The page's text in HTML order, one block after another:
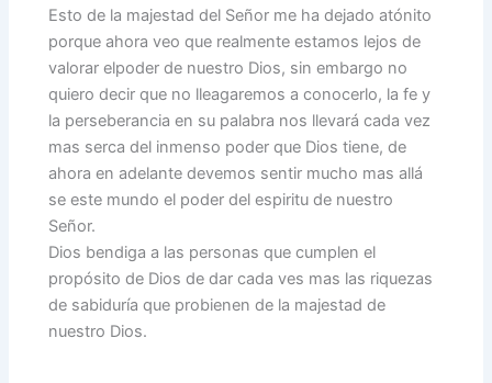
Esto de la majestad del Señor me ha dejado atónito
porque ahora veo que realmente estamos lejos de
valorar elpoder de nuestro Dios, sin embargo no
quiero decir que no lleagaremos a conocerlo, la fe y
la perseberancia en su palabra nos llevará cada vez
mas serca del inmenso poder que Dios tiene, de
ahora en adelante devemos sentir mucho mas allá
se este mundo el poder del espiritu de nuestro
Señor.
Dios bendiga a las personas que cumplen el
propósito de Dios de dar cada ves mas las riquezas
de sabiduría que probienen de la majestad de
nuestro Dios.